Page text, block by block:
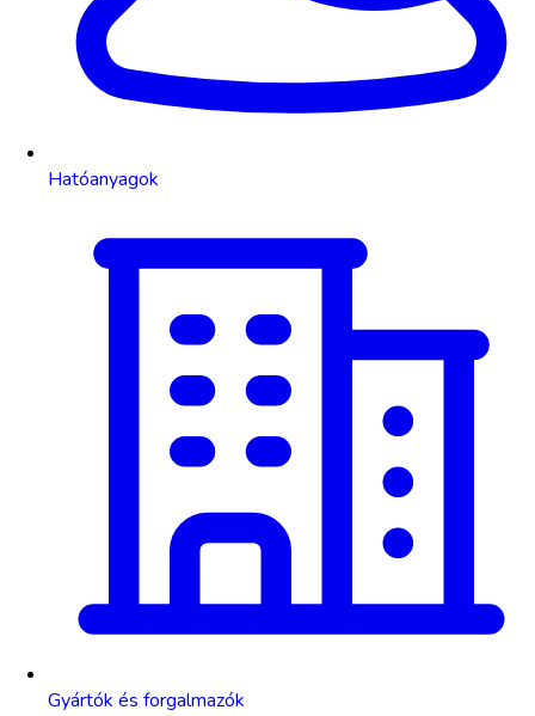
Hatóanyagok
Gyártók és forgalmazók